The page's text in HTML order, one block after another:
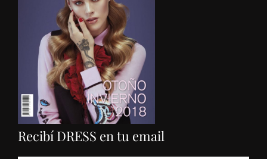
Recibí DRESS en tu email